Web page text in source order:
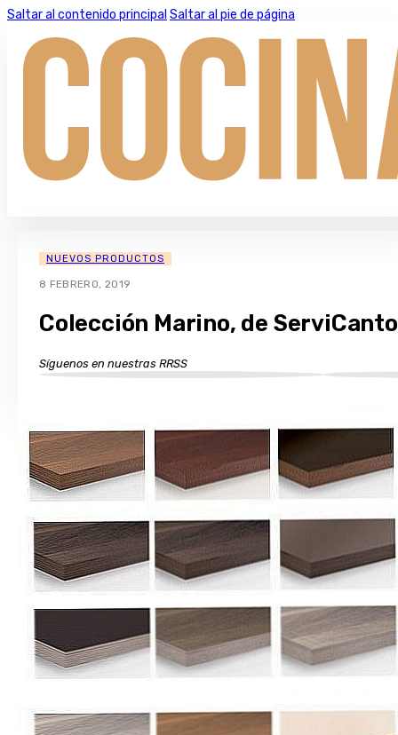
Saltar al contenido principal Saltar al pie de página
NUEVOS PRODUCTOS
8 FEBRERO, 2019
Colección Marino, de ServiCanto
Síguenos en nuestras RRSS